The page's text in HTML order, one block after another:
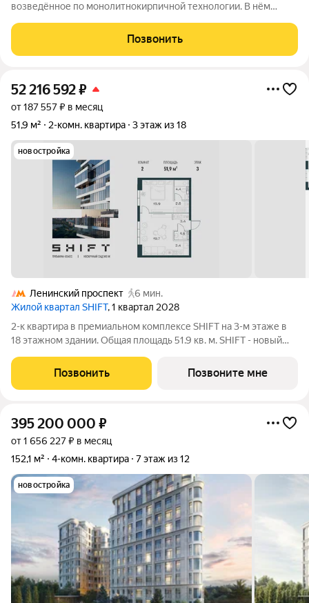
возведённое по монолитнокирпичной технологии. В нём
вариант с подходящей планировкой: среди предложений
квартиры с патио, террасами и пентхаусы.
Позвонить
52 216 592₽
от 187 557 ₽ в месяц
51,9 м²
2-комн. квартира 3 этаж из 18
новостройка
Ленинский проспект
6 мин.
Жилой квартал SHIFT, 1 квартал 2028
2-к квартира в премиальном комплексе SHIFT на 3-м этаже в
18 этажном здании. Общая площадь 51.9 кв. м. SHIFT - новый
районе, в 300 м от Нескучного сада. Главная особенность
проекта - 5 башен, в
Позвонить Позвоните мне
395 200 000 ₽
от 1 656 227 ₽ в месяц
152,1 м²
4-комн. квартира 7 этаж из 12
новостройка